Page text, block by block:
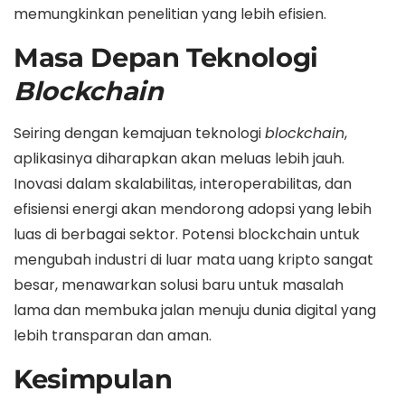
memungkinkan penelitian yang lebih efisien.
Masa Depan Teknologi
Blockchain
Seiring dengan kemajuan teknologiblockchain,
aplikasinya diharapkan akan meluas lebih jauh.
Inovasi dalam skalabilitas, interoperabilitas, dan
efisiensi energi akan mendorong adopsi yang lebih
luas di berbagai sektor. Potensi blockchain untuk
mengubah industri di luar mata uang kripto sangat
besar, menawarkan solusi baru untuk masalah
lama dan membuka jalan menuju dunia digital yang
lebih transparan dan aman.
Kesimpulan